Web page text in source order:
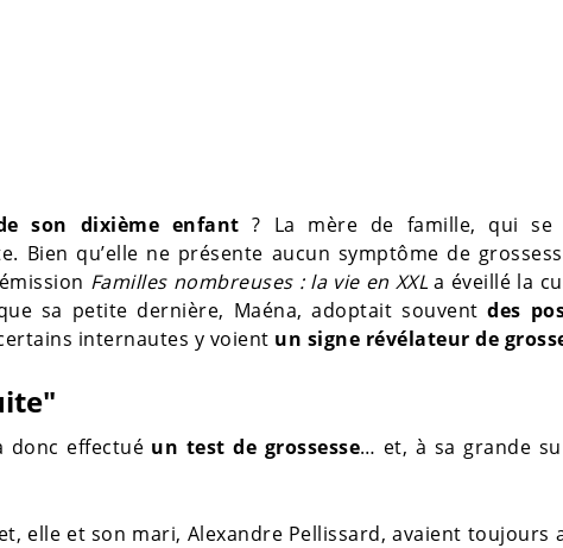
son dixième enfant? La mère de famille, qui se
Bien qu’elle ne présente aucun symptôme de
Familles nombreuses : la vie en XXL a éveillé la
sa petite dernière, Maéna, adoptait souventdes
internautes y voient un signe révélateur de
donc effectué un test de grossesse… et, à sa grande
elle et son mari, Alexandre Pellissard, avaient toujours